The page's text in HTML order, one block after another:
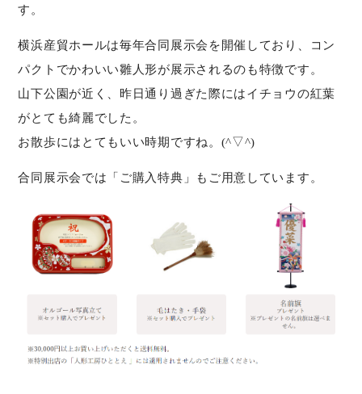
す。
横浜産貿ホールは毎年合同展示会を開催しており、コン
パクトでかわいい雛人形が展示されるのも特徴です。
山下公園が近く、昨日通り過ぎた際にはイチョウの紅葉
がとても綺麗でした。
お散歩にはとてもいい時期ですね。(^▽^)
合同展示会では「ご購入特典」もご用意しています。